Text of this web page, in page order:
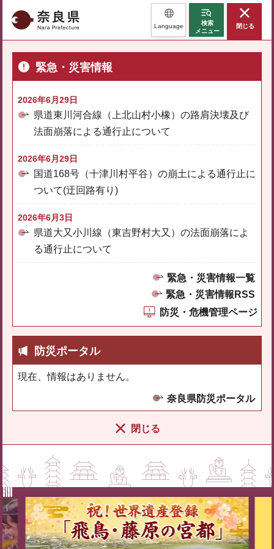
奈良県 Language
検索
メニュー
閉じる
緊急・災害情報
2026年6月29日
県道東川河合線（上北山村小橡）の路肩決壊及び
法面崩落による通行止について
2026年6月29日
国道168号（十津川村平谷）の崩土による通行止に
ついて(迂回路有り)
2026年6月3日
県道大又小川線（東吉野村大又）の法面崩落によ
る通行止について
緊急・災害情報一覧
緊急・災害情報RSS
防災・危機管理ページ
防災ポータル
現在、情報はありません。
奈良県防災ポータル
閉じる